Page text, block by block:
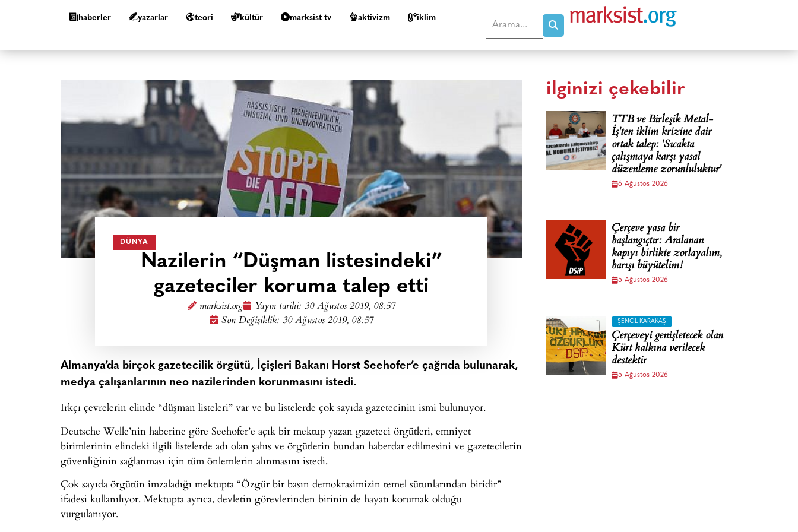
haberler yazarlar teori kültür marksist tv aktivizm i̇klim
DÜNYA
Nazilerin “Düşman listesindeki”
gazeteciler koruma talep etti
marksist.org Yayın tarihi: 30 Ağustos 2019, 08:57
Son Değişiklik: 30 Ağustos 2019, 08:57
Almanya’da birçok gazetecilik örgütü, İçişleri Bakanı Horst Seehofer’e çağrıda bulunarak,
medya çalışanlarının neo nazilerinden korunmasını istedi.
Irkçı çevrelerin elinde “düşman listeleri” var ve bu listelerde çok sayıda gazetecinin ismi bulunuyor.
Deutsche Welle’nin haberine göre Seehofer’e açık bir mektup yazan gazeteci örgütleri, emniyet
birimlerinin elindeki ilgili listelerde adı olan şahıs ve örgütlerin bundan haberdar edilmesini ve gazetecilerin
güvenliğinin sağlanması için tüm önlemlerin alınmasını istedi.
Çok sayıda örgütün imzaladığı mektupta “Özgür bir basın demokrasimizin temel sütunlarından biridir”
ifadesi kullanılıyor. Mektupta ayrıca, devletin görevlerinden birinin de hayatı korumak olduğu
vurgulanıyor.
ilginizi çekebilir
TTB ve Birleşik Metal-
İş'ten iklim krizine dair
ortak talep: 'Sıcakta
çalışmaya karşı yasal
düzenleme zorunluluktur'
6 Ağustos 2026
Çerçeve yasa bir
başlangıçtır: Aralanan
kapıyı birlikte zorlayalım,
barışı büyütelim!
5 Ağustos 2026
ŞENOL KARAKAŞ
Çerçeveyi genişletecek olan
Kürt halkına verilecek
destektir
5 Ağustos 2026